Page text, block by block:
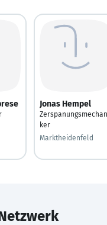
Jonas Hempel
ker
Marktheidenfeld